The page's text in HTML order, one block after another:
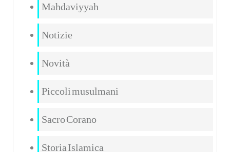
Mahdaviyyah
Notizie
Novità
Piccoli musulmani
Sacro Corano
Storia Islamica